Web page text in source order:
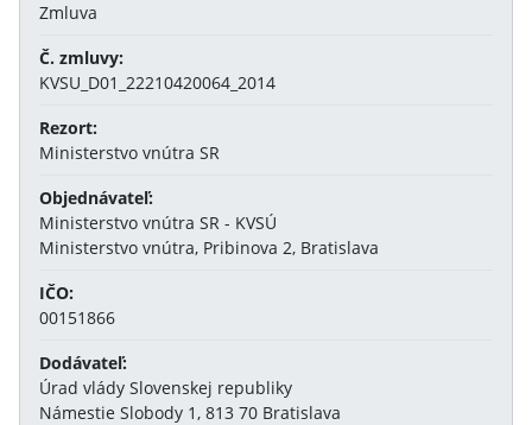
Zmluva
Č. zmluvy:
KVSU_D01_22210420064_2014
Rezort:
Ministerstvo vnútra SR
Objednávateľ:
Ministerstvo vnútra SR - KVSÚ
Ministerstvo vnútra, Pribinova 2, Bratislava
IČO:
00151866
Dodávateľ:
Úrad vlády Slovenskej republiky
Námestie Slobody 1, 813 70 Bratislava